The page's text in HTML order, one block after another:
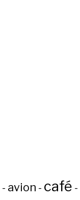
- avion - café -